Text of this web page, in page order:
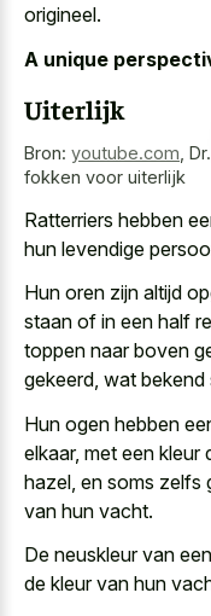
origineel.
A unique
Uiterlijk
Bron: youtube.com
fokken voor uiterlijk
Ratterriers hebben
hun levendige
Hun oren zijn altijd
staan of in een half
toppen naar boven
gekeerd, wat
Hun ogen hebben
elkaar, met een
hazel, en soms zelfs
van hun vacht.
De neuskleur van
de kleur van hun